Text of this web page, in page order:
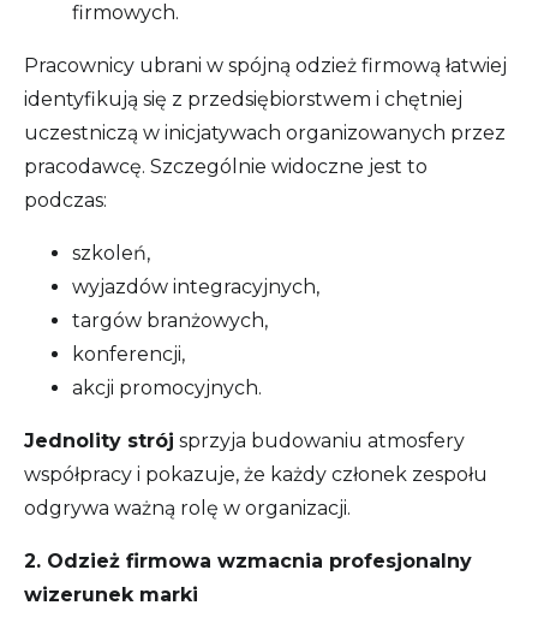
firmowych.
Pracownicy ubrani w spójną odzież firmową łatwiej
identyfikują się z przedsiębiorstwem i chętniej
uczestniczą w inicjatywach organizowanych przez
pracodawcę. Szczególnie widoczne jest to
podczas:
szkoleń,
wyjazdów integracyjnych,
targów branżowych,
konferencji,
akcji promocyjnych.
Jednolity strój sprzyja budowaniu atmosfery
współpracy i pokazuje, że każdy członek zespołu
odgrywa ważną rolę w organizacji.
2. Odzież firmowa wzmacnia profesjonalny
wizerunek marki